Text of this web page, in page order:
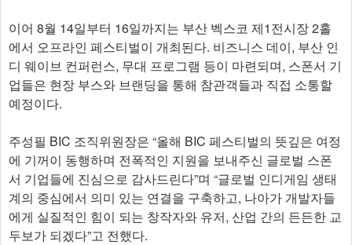
이어 8월 14일부터 16일까지는 부산 벡스코 제1전시장 2홀
에서 오프라인 페스티벌이 개최된다. 비즈니스 데이, 부산 인
디 웨이브 컨퍼런스, 무대 프로그램 등이 마련되며, 스폰서 기
업들은 현장 부스와 브랜딩을 통해 참관객들과 직접 소통할
예정이다.
주성필 BIC 조직위원장은 “올해 BIC 페스티벌의 뜻깊은 여정
에 기꺼이 동행하며 전폭적인 지원을 보내주신 글로벌 스폰
서 기업들에 진심으로 감사드린다”며 “글로벌 인디게임 생태
계의 중심에서 의미 있는 연결을 구축하고, 나아가 개발자들
에게 실질적인 힘이 되는 창작자와 유저, 산업 간의 든든한 교
두보가 되겠다”고 전했다.​